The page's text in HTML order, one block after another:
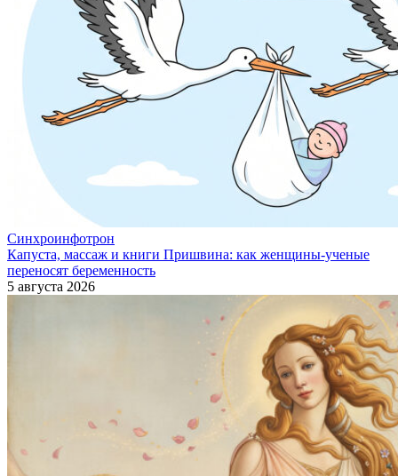
Синхроинфотрон
Капуста, массаж и книги Пришвина: как женщины-ученые
переносят беременность
5 августа 2026